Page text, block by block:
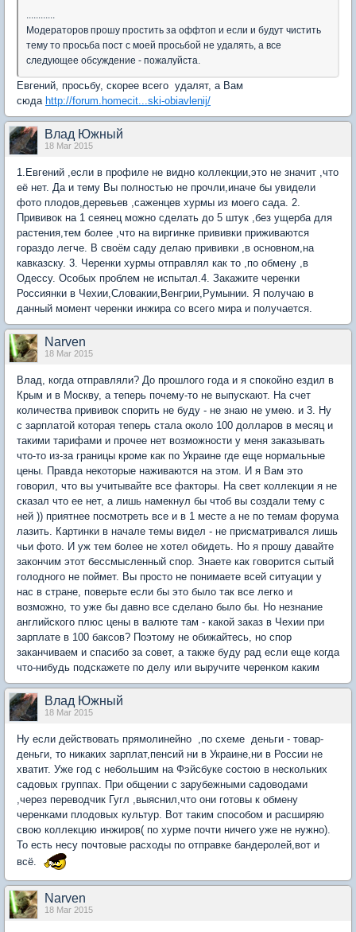
............
Модераторов прошу простить за оффтоп и если и будут чистить
тему то просьба пост с моей просьбой не удалять, а все
следующее обсуждение - пожалуйста.
Евгений, просьбу, скорее всего удалят, а Вам
сюда http://forum.homecit...ski-obiavlenij/
Влад Южный
18 Mar 2015
1.Евгений ,если в профиле не видно коллекции,это не значит ,что
её нет. Да и тему Вы полностью не прочли,иначе бы увидели
фото плодов,деревьев ,саженцев хурмы из моего сада. 2.
Прививок на 1 сеянец можно сделать до 5 штук ,без ущерба для
растения,тем более ,что на виргинке прививки приживаются
гораздо легче. В своём саду делаю прививки ,в основном,на
кавказску. 3. Черенки хурмы отправлял как то ,по обмену ,в
Одессу. Особых проблем не испытал.4. Закажите черенки
Россиянки в Чехии,Словакии,Венгрии,Румынии. Я получаю в
данный момент черенки инжира со всего мира и получается.
Narven
18 Mar 2015
Влад, когда отправляли? До прошлого года и я спокойно ездил в
Крым и в Москву, а теперь почему-то не выпускают. На счет
количества прививок спорить не буду - не знаю не умею. и 3. Ну
с зарплатой которая теперь стала около 100 долларов в месяц и
такими тарифами и прочее нет возможности у меня заказывать
что-то из-за границы кроме как по Украине где еще нормальные
цены. Правда некоторые наживаются на этом. И я Вам это
говорил, что вы учитывайте все факторы. На свет коллекции я не
сказал что ее нет, а лишь намекнул бы чтоб вы создали тему с
ней )) приятнее посмотреть все и в 1 месте а не по темам форума
лазить. Картинки в начале темы видел - не присматривался лишь
чьи фото. И уж тем более не хотел обидеть. Но я прошу давайте
закончим этот бессмысленный спор. Знаете как говорится сытый
голодного не поймет. Вы просто не понимаете всей ситуации у
нас в стране, поверьте если бы это было так все легко и
возможно, то уже бы давно все сделано было бы. Но незнание
английского плюс цены в валюте там - какой заказ в Чехии при
зарплате в 100 баксов? Поэтому не обижайтесь, но спор
заканчиваем и спасибо за совет, а также буду рад если еще когда
что-нибудь подскажете по делу или выручите черенком каким
Влад Южный
18 Mar 2015
Ну если действовать прямолинейно ,по схеме деньги - товар-
деньги, то никаких зарплат,пенсий ни в Украине,ни в России не
хватит. Уже год с небольшим на Фэйсбуке состою в нескольких
садовых группах. При общении с зарубежными садоводами
,через переводчик Гугл ,выяснил,что они готовы к обмену
черенками плодовых культур. Вот таким способом и расширяю
свою коллекцию инжиров( по хурме почти ничего уже не нужно).
То есть несу почтовые расходы по отправке бандеролей,вот и
всё.
Narven
18 Mar 2015